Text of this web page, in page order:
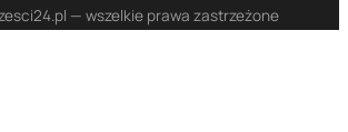
— wszelkie prawa zastrzeżone